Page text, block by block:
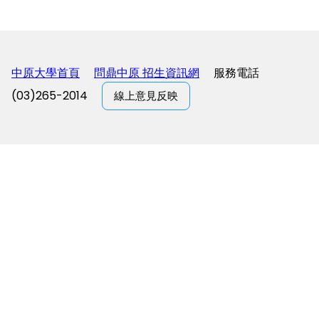
中原大學首頁 問鼎中原 招生資訊網
服務電話
(03)265-2014
線上意見反映